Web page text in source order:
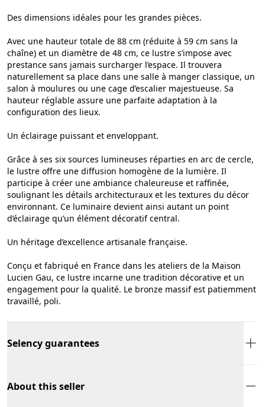
Des dimensions idéales pour les grandes pièces.
Avec une hauteur totale de 88 cm (réduite à 59 cm sans la
chaîne) et un diamètre de 48 cm, ce lustre s’impose avec
prestance sans jamais surcharger l’espace. Il trouvera
naturellement sa place dans une salle à manger classique, un
salon à moulures ou une cage d’escalier majestueuse. Sa
hauteur réglable assure une parfaite adaptation à la
configuration des lieux.
Un éclairage puissant et enveloppant.
Grâce à ses six sources lumineuses réparties en arc de cercle,
le lustre offre une diffusion homogène de la lumière. Il
participe à créer une ambiance chaleureuse et raffinée,
soulignant les détails architecturaux et les textures du décor
environnant. Ce luminaire devient ainsi autant un point
d’éclairage qu’un élément décoratif central.
Un héritage d’excellence artisanale française.
Conçu et fabriqué en France dans les ateliers de la Maison
Lucien Gau, ce lustre incarne une tradition décorative et un
engagement pour la qualité. Le bronze massif est patiemment
travaillé, poli.
Selency guarantees
About this seller